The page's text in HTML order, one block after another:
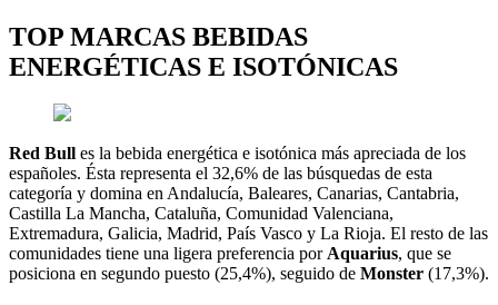
TOP MARCAS BEBIDAS
ENERGÉTICAS E ISOTÓNICAS
Red Bull es la bebida energética e isotónica más apreciada de los
españoles. Ésta representa el 32,6% de las búsquedas de esta
categoría y domina en Andalucía, Baleares, Canarias, Cantabria,
Castilla La Mancha, Cataluña, Comunidad Valenciana,
Extremadura, Galicia, Madrid, País Vasco y La Rioja. El resto de las
comunidades tiene una ligera preferencia porAquarius, que se
posiciona en segundo puesto (25,4%), seguido de Monster (17,3%).